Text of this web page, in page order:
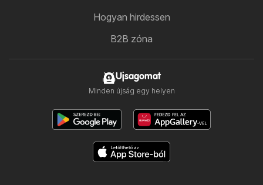
Hogyan hirdessen
B2B zóna
Ujsagomat
Minden újság egy helyen